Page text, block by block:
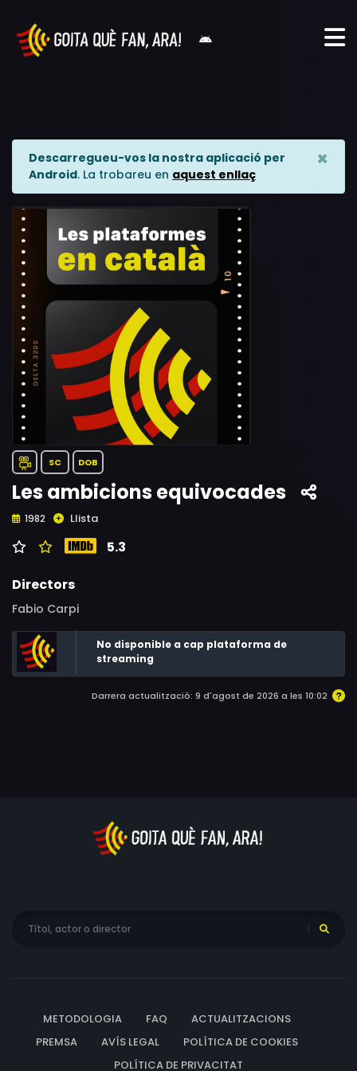
Descarregueu-vos la nostra aplicació per
Android. La trobareu en aquest enllaç
×
SC DOB
Les ambicions equivocades
1982 Llista
5.3
Directors
Fabio Carpi
No disponible a cap plataforma de
streaming
Darrera actualització: 9 d'agost de 2026 a les 10:02
METODOLOGIA FAQ
ACTUALITZACIONS
PREMSA
AVÍS LEGAL
POLÍTICA DE COOKIES
POLÍTICA DE PRIVACITAT